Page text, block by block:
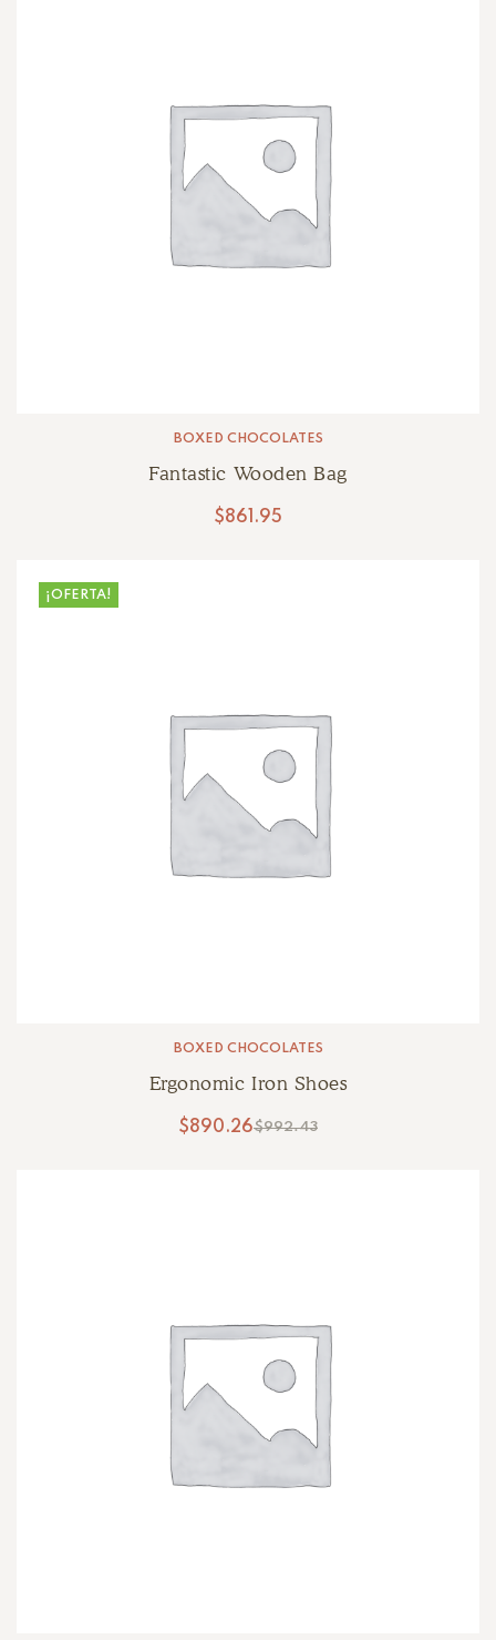
BOXED CHOCOLATES
Fantastic Wooden Bag
$861.95
¡OFERTA!
BOXED CHOCOLATES
Ergonomic Iron Shoes
$992.43
$890.26